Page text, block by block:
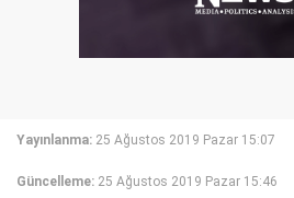
Yayınlanma: 25 Ağustos 2019 Pazar 15:07
Güncelleme: 25 Ağustos 2019 Pazar 15:46